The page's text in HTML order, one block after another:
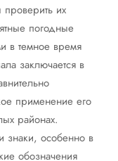
их
погодные
в темное время
заключается в
применение его
районах.
знаки, особенно в
обозначения